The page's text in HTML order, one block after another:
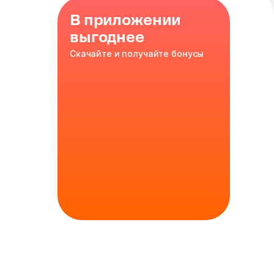
В приложении
выгоднее
Скачайте и получайте бонусы